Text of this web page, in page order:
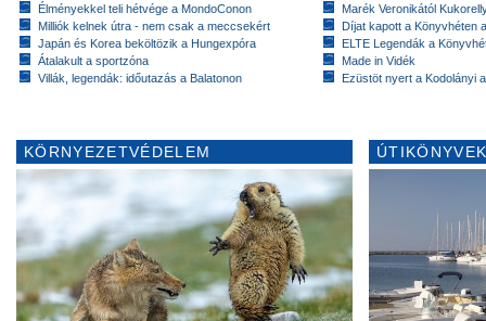
Élményekkel teli hétvége a MondoConon
Milliók kelnek útra - nem csak a meccsekért
Japán és Korea beköltözik a Hungexpóra
Átalakult a sportzóna
Villák, legendák: időutazás a Balatonon
Marék Veronikától
Díjat kapott a Könyvhéten
ELTE Legendák a
Made in Vidék
Ezüstöt nyert a Kodolányi
KÖRNYEZETVÉDELEM